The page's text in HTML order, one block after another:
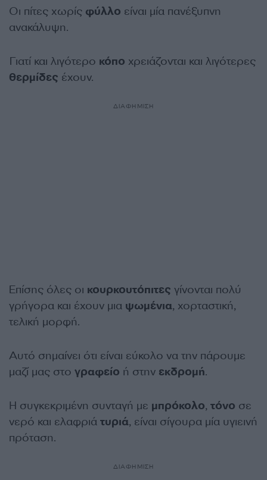
Οι πίτες χωρίς φύλλο είναι μία πανέξυπνη
ανακάλυψη.
Γιατί και λιγότερο κόπο χρειάζονται και λιγότερες
θερμίδες έχουν.
ΔΙΑΦΗΜΙΣΗ
Επίσης όλες οι κουρκουτόπιτες γίνονται πολύ
γρήγορα και έχουν μια ψωμένια, χορταστική,
τελική μορφή.
Αυτό σημαίνει ότι είναι εύκολο να την πάρουμε
μαζί μας στο γραφείο ή στην εκδρομή.
Η συγκεκριμένη συνταγή με μπρόκολο, τόνο σε
νερό και ελαφριά τυριά, είναι σίγουρα μία υγιεινή
πρόταση.
ΔΙΑΦΗΜΙΣΗ